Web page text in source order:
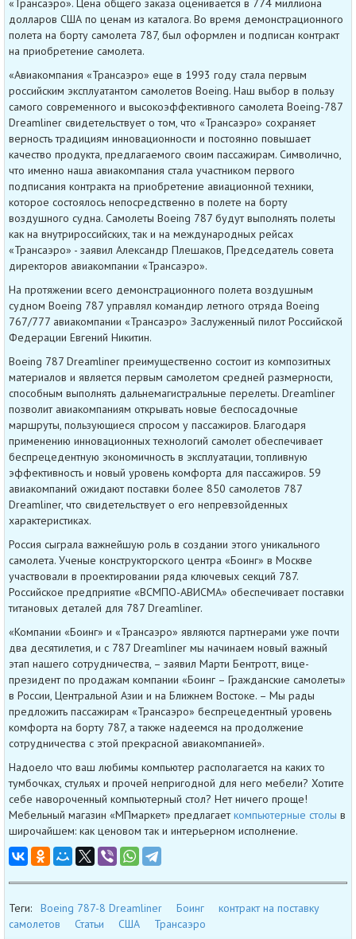
«Трансаэро». Цена общего заказа оценивается в 774 миллиона
долларов США по ценам из каталога. Во время демонстрационного
полета на борту самолета 787, был оформлен и подписан контракт
на приобретение самолета.
«Авиакомпания «Трансаэро» еще в 1993 году стала первым
российским эксплуатантом самолетов Boeing. Наш выбор в пользу
самого современного и высокоэффективного самолета Boeing-787
Dreamliner свидетельствует о том, что «Трансаэро» сохраняет
верность традициям инновационности и постоянно повышает
качество продукта, предлагаемого своим пассажирам. Символично,
что именно наша авиакомпания стала участником первого
подписания контракта на приобретение авиационной техники,
которое состоялось непосредственно в полете на борту
воздушного судна. Самолеты Boeing 787 будут выполнять полеты
как на внутрироссийских, так и на международных рейсах
«Трансаэро» - заявил Александр Плешаков, Председатель совета
директоров авиакомпании «Трансаэро».
На протяжении всего демонстрационного полета воздушным
судном Boeing 787 управлял командир летного отряда Boeing
767/777 авиакомпании «Трансаэро» Заслуженный пилот Российской
Федерации Евгений Никитин.
Boeing 787 Dreamliner преимущественно состоит из композитных
материалов и является первым самолетом средней размерности,
способным выполнять дальнемагистральные перелеты. Dreamliner
позволит авиакомпаниям открывать новые беспосадочные
маршруты, пользующиеся спросом у пассажиров. Благодаря
применению инновационных технологий самолет обеспечивает
беспрецедентную экономичность в эксплуатации, топливную
эффективность и новый уровень комфорта для пассажиров. 59
авиакомпаний ожидают поставки более 850 самолетов 787
Dreamliner, что свидетельствует о его непревзойденных
характеристиках.
Россия сыграла важнейшую роль в создании этого уникального
самолета. Ученые конструкторского центра «Боинг» в Москве
участвовали в проектировании ряда ключевых секций 787.
Российское предприятие «ВСМПО-АВИСМА» обеспечивает поставки
титановых деталей для 787 Dreamliner.
«Компании «Боинг» и «Трансаэро» являются партнерами уже почти
два десятилетия, и с 787 Dreamliner мы начинаем новый важный
этап нашего сотрудничества, – заявил Марти Бентротт, вице-
президент по продажам компании «Боинг – Гражданские самолеты»
в России, Центральной Азии и на Ближнем Востоке. – Мы рады
предложить пассажирам «Трансаэро» беспрецедентный уровень
комфорта на борту 787, а также надеемся на продолжение
сотрудничества с этой прекрасной авиакомпанией».
Надоело что ваш любимы компьютер располагается на каких то
тумбочках, стульях и прочей непригодной для него мебели? Хотите
себе навороченный компьютерный стол? Нет ничего проще!
Мебельный магазин «МПмаркет» предлагаеткомпьютерные столы в
широчайшем: как ценовом так и интерьерном исполнение.
Теги: Boeing 787-8 Dreamliner Боинг
контракт на поставку
самолетов
Статьи США
Трансаэро